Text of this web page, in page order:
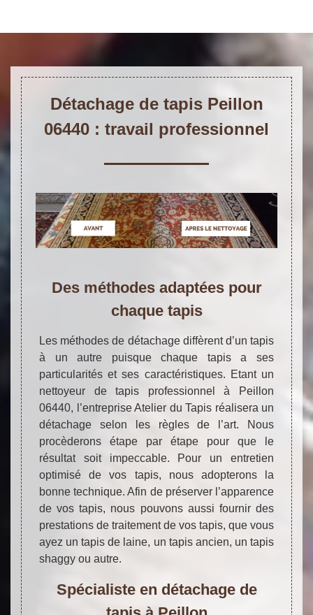
Détachage de tapis Peillon
06440 : travail professionnel
Des méthodes adaptées pour
chaque tapis
Les méthodes de détachage diffèrent d’un tapis
à un autre puisque chaque tapis a ses
particularités et ses caractéristiques. Etant un
nettoyeur de tapis professionnel à Peillon
06440, l’entreprise Atelier du Tapis réalisera un
détachage selon les règles de l’art. Nous
procèderons étape par étape pour que le
résultat soit impeccable. Pour un entretien
optimisé de vos tapis, nous adopterons la
bonne technique. Afin de préserver l’apparence
de vos tapis, nous pouvons aussi fournir des
prestations de traitement de vos tapis, que vous
ayez un tapis de laine, un tapis ancien, un tapis
shaggy ou autre.
Spécialiste en détachage de